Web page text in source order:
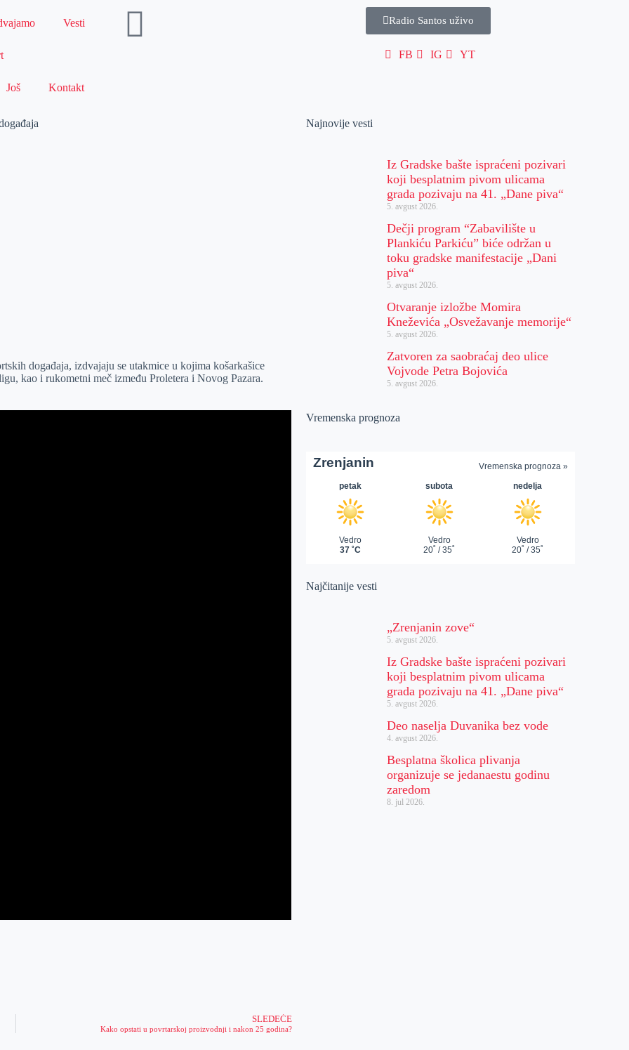
Vesti
Još Kontakt
Radio Santos uživo
FB IG YT
događaja, izdvajaju se utakmice u kojima košarkašice
kao i rukometni meč između Proletera i Novog Pazara.
SLEDEĆE
Kako opstati u povrtarskoj proizvodnji i nakon 25 godina?
Najnovije vesti
Iz Gradske bašte ispraćeni pozivari
koji besplatnim pivom ulicama
grada pozivaju na 41. „Dane piva“
5. avgust 2026.
Dečji program “Zabavilište u
Plankiću Parkiću” biće održan u
toku gradske manifestacije „Dani
piva“
5. avgust 2026.
Otvaranje izložbe Momira
Kneževića „Osvežavanje memorije“
5. avgust 2026.
Zatvoren za saobraćaj deo ulice
Vojvode Petra Bojovića
5. avgust 2026.
Vremenska prognoza
Najčitanije vesti
„Zrenjanin zove“
5. avgust 2026.
Iz Gradske bašte ispraćeni pozivari
koji besplatnim pivom ulicama
grada pozivaju na 41. „Dane piva“
5. avgust 2026.
Deo naselja Duvanika bez vode
4. avgust 2026.
Besplatna školica plivanja
organizuje se jedanaestu godinu
zaredom
8. jul 2026.